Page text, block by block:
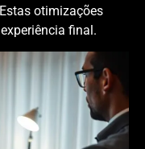
otimizações
final.